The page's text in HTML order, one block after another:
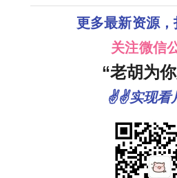
更多最新资源
关注微信
“老胡为
✌✌实现看